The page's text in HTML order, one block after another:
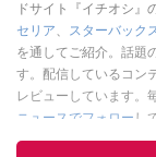
ドサイト『イチオシ』
セリア、 スターバック
を通してご紹介。話題
す。配信しているコン
レビューしています。
ニュースでフォロー し